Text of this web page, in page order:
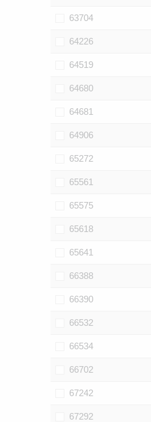
63704
64226
64519
64680
64681
64906
65272
65561
65575
65618
65641
66388
66390
66532
66534
66702
67242
67292